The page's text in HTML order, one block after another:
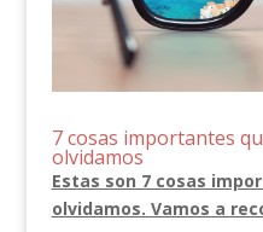
7 cosas importantes
olvidamos
Estas son 7 cosas
olvidamos. Vamos a